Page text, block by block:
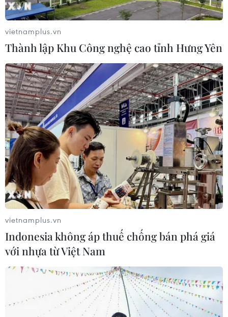
Chuyển đổi số phải hướng tới nâng cao
hiệu quả hoạt động doanh nghiệp
Liên đoàn Thương mại và Công nghiệp Việt Nam xác
định 6 giải pháp, 3 trụ cột tập trung thúc đẩy hỗ trợ
doanh nghiệp thực hiện chuyển đổi số, ứng dụng công
nghệ, đổi mới chiến lược, mô hình kinh doanh.
vietnamplus.vn
Thành lập Khu Công nghệ cao tỉnh Hưng Yên
vietnamplus.vn
Indonesia không áp thuế chống bán phá giá
với nhựa từ Việt Nam